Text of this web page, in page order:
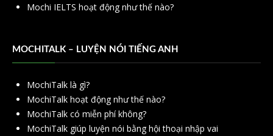
Mochi IELTS hoạt động như thế nào?
MOCHITALK – LUYỆN NÓI TIẾNG ANH
MochiTalk là gì?
MochiTalk hoạt động như thế nào?
MochiTalk có miễn phí không?
MochiTalk giúp luyện nói bằng hội thoại nhập vai